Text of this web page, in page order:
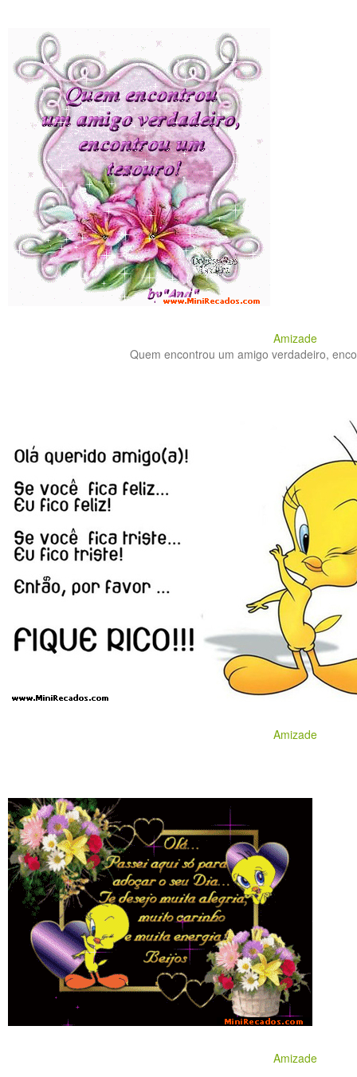
Amizade
Quem encontrou um amigo verdadeiro,
Amizade
Amizade